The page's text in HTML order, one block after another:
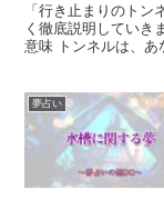
「行き止まりのト
く徹底説明していき
意味 トンネルは、あ
夢占い